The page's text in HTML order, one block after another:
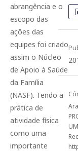
abrangência e o
escopo das
ações das
equipes foi criado
assim o Núcleo
de Apoio à Saúde
da Família
(NASF). Tendo a
prática de
atividade física
como uma
importante